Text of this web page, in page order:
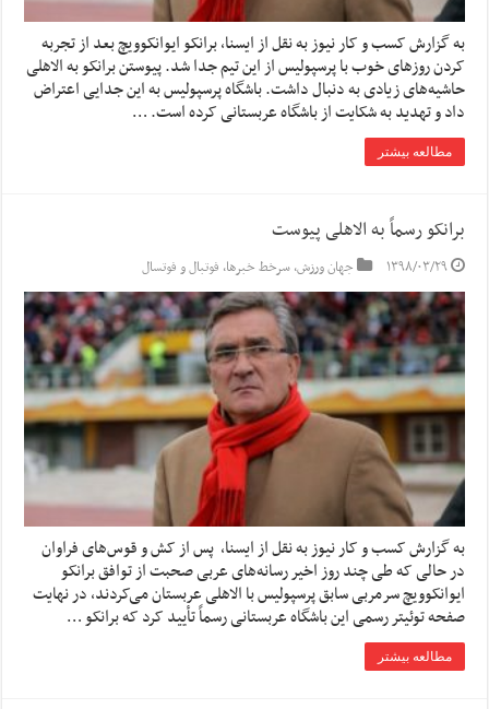
به گزارش کسب و کار نیوز به نقل از ایسنا, برانکو ایوانکوویچ بعد از تجربه
کردن روزهای خوب با پرسپولیس از این تیم جدا شد. پیوستن برانکو به الاهلی
حاشیه‌های زیادی به دنبال داشت. باشگاه پرسپولیس به این جدایی اعتراض
داد و تهدید به شکایت از باشگاه عربستانی کرده است. …
مطالعه بیشتر
برانکو رسماً به الاهلی پیوست
۱۳۹۸/۰۳/۲۹ جهان ورزش,سرخط خبرها, فوتبال و فوتسال
به گزارش کسب و کار نیوز به نقل از ایسنا, پس از کش و قوس‌های فراوان
در حالی که طی چند روز اخیر رسانه‌های عربی صحبت از توافق برانکو
ایوانکوویچ سرمربی سابق پرسپولیس با الاهلی عربستان می‌کردند، در نهایت
صفحه توئیتر رسمی این باشگاه عربستانی رسماً تأیید کرد که برانکو …
مطالعه بیشتر